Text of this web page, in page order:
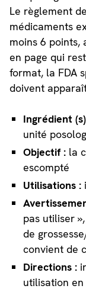
Le règlement
médicaments
moins 6 points,
en page qui
format, la FDA
doivent
Ingrédient
unité
Objectif : la
escompté
Utilisations :
pas utiliser
de
convient de
Directions :
utilisation